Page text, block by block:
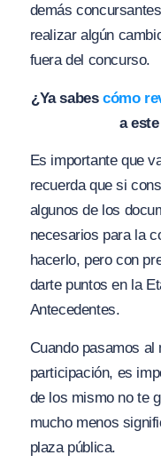
demás
realizar algún
fuera del concurso.
¿Ya sabes cómo
a este
Es importante que
recuerda que si
algunos de los
necesarios para la
hacerlo, pero con
darte puntos en la
Antecedentes.
Cuando pasamos al
participación, es
de los mismo no te
mucho menos
plaza pública.